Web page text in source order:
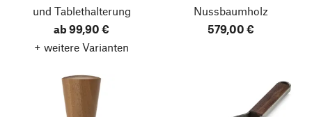
und Tablethalterung
ab 99,90 €
+ weitere Varianten
Nussbaumholz
579,00 €